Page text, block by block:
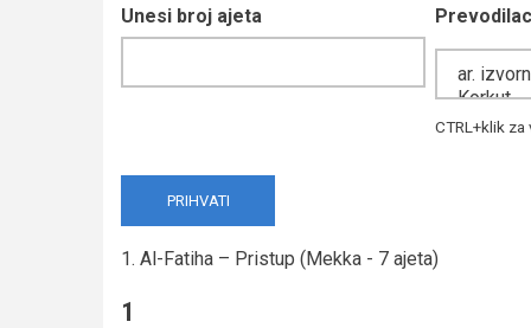
Unesi broj ajeta Prevodilac
CTRL+klik
1. Al-Fatiha – Pristup (Mekka - 7 ajeta)
1